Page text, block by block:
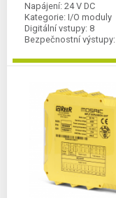
Napájení: 24 V DC
Kategorie: I/O moduly
Digitální vstupy: 8
Bezpečnostní výstupy: